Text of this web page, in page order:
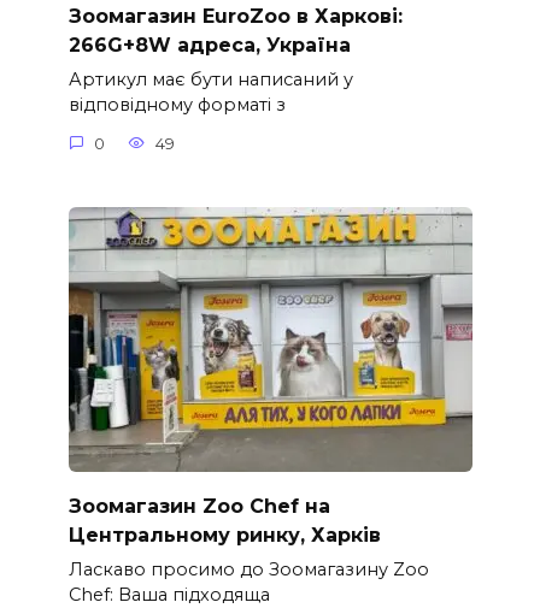
Зоомагазин EuroZoo в Харкові:
266G+8W адреса, Україна
Артикул має бути написаний у
відповідному форматі з
0 49
Зоомагазин Zoo Chef на
Центральному ринку, Харків
Ласкаво просимо до Зоомагазину Zoo
Chef: Ваша підходяща